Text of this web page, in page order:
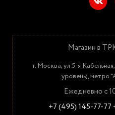
Магазин в
г. Москва, ул.5-я
уровень), метро
Ежедневно с
+7 (495) 145-77-77